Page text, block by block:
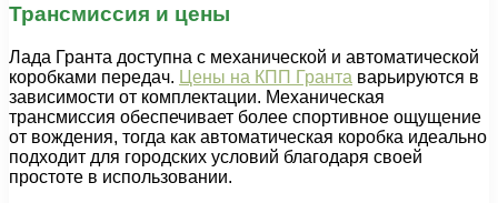
Трансмиссия и цены
Лада Гранта доступна с механической и автоматической
коробками передач. Цены на КПП Гранта варьируются в
зависимости от комплектации. Механическая
трансмиссия обеспечивает более спортивное ощущение
от вождения, тогда как автоматическая коробка идеально
подходит для городских условий благодаря своей
простоте в использовании.